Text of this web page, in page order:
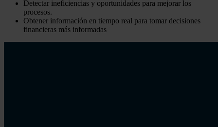
Detectar ineficiencias y oportunidades para mejorar los
procesos.
Obtener información en tiempo real para tomar decisiones
financieras más informadas